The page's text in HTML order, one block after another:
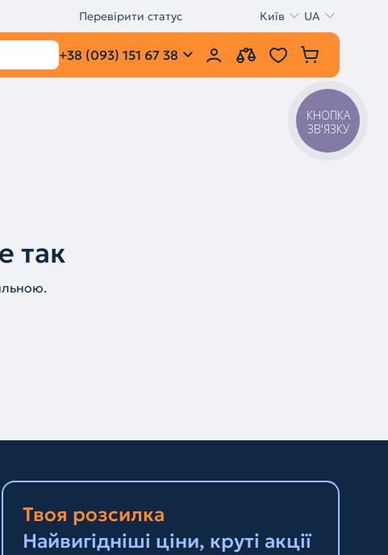
Перевірити статус Київ UA
+38 (093) 151 67 38
так
Твоя розсилка
Найвигідніші ціни, круті акції
КНОПКА
ЗВ'ЯЗКУ